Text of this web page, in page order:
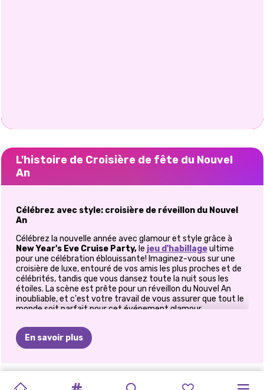
L'histoire de Croisière de fête du Nouvel
An
Célébrez avec style: croisière de réveillon du Nouvel
An
Célébrez la nouvelle année avec glamour et style grâce à
New Year's Eve Cruise Party,le jeu d'habillageultime
pour une célébration éblouissante! Imaginez-vous sur une
croisière de luxe, entouré de vos amis les plus proches et de
célébrités, tandis que vous dansez toute la nuit sous les
étoiles. La scène est prête pour un réveillon du Nouvel An
inoubliable, et c'est votre travail de vous assurer que tout le
monde soit parfait pour cet événement glamour.
Embarquez pour le plaisir de la mode
Créez des looks de fête éblouissants
Il est temps de plonger dans des garde-robes remplies de
En savoir plus
CONCERT
PRINCESSE PRINCESSE
FÊTE DU PRINCESSE